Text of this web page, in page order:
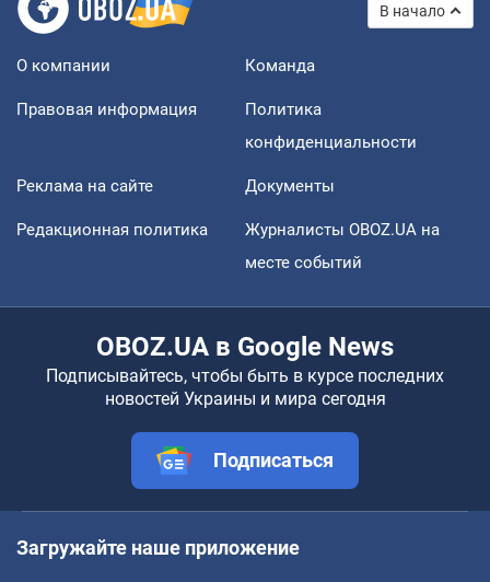
В начало
О компании Команда
Правовая информация
Политика
конфиденциальности
Реклама на сайте Документы
Редакционная политика
Журналисты OBOZ.UA на
месте событий
OBOZ.UA в Google News
Подписывайтесь, чтобы быть в курсе последних
новостей Украины и мира сегодня
Подписаться
Загружайте наше приложение